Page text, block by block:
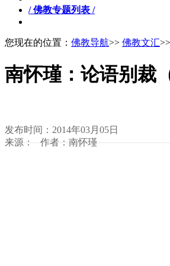
/ 佛教专题列表 /
您现在的位置： 佛教导航>> 佛教文汇>>
南怀瑾：论语别裁
发布时间：2014年03月05日
来源： 作者：南怀瑾